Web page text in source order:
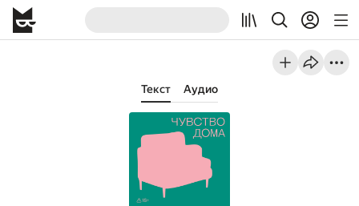
Текст Аудио